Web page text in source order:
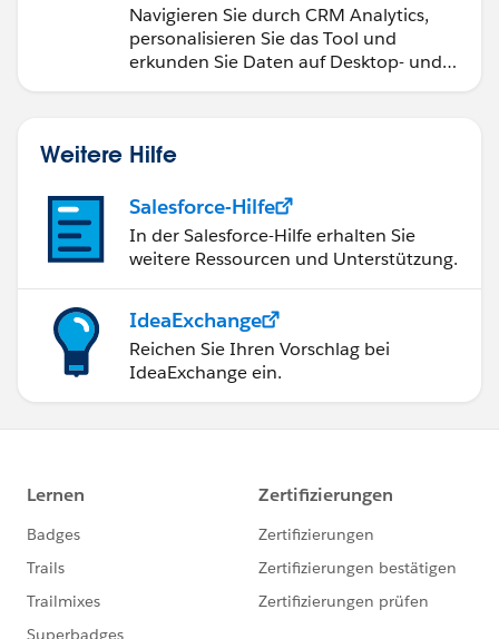
Navigieren Sie durch CRM Analytics,
personalisieren Sie das Tool und
erkunden Sie Daten auf Desktop- und
Weitere Hilfe
Salesforce-Hilfe
In der Salesforce-Hilfe erhalten Sie
weitere Ressourcen und Unterstützung.
IdeaExchange
Reichen Sie Ihren Vorschlag bei
IdeaExchange ein.